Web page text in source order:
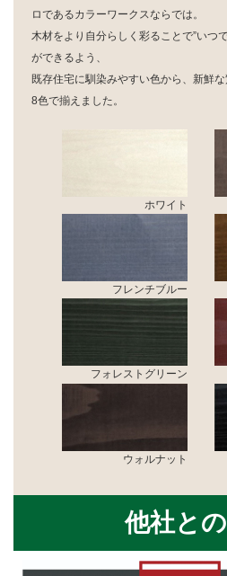
ロであるカラーワークスならでは。
木材をより自分らしく彩ることで”いつ
ができるよう、
既存住宅に馴染みやすい色から、新鮮
8色で揃えました。
ホワイト
フレンチブルー
フォレストグリーン
ウォルナット
他社と